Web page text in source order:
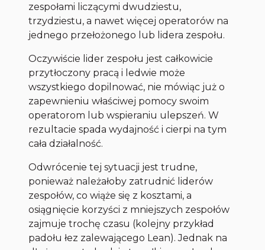
zespołami liczącymi dwudziestu,
trzydziestu, a nawet więcej operatorów na
jednego przełożonego lub lidera zespołu.
Oczywiście lider zespołu jest całkowicie
przytłoczony pracą i ledwie może
wszystkiego dopilnować, nie mówiąc już o
zapewnieniu właściwej pomocy swoim
operatorom lub wspieraniu ulepszeń. W
rezultacie spada wydajność i cierpi na tym
cała działalność.
Odwrócenie tej sytuacji jest trudne,
ponieważ należałoby zatrudnić liderów
zespołów, co wiąże się z kosztami, a
osiągnięcie korzyści z mniejszych zespołów
zajmuje trochę czasu (kolejny przykład
padołu łez zalewającego Lean). Jednak na